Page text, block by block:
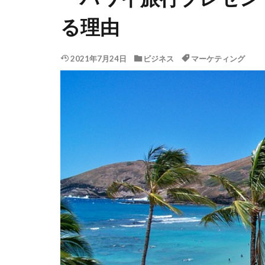
る理由
2021年7月24日 ビジネス マーケティング